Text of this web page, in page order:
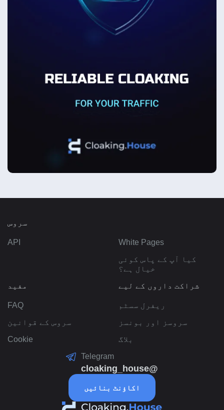
سروس
White Pages
API
کیا آپ کے پاس کوئی
خیال ہے؟
شراکت داروں کے لیے
ریفرل سسٹم
سروسز اور بونسز
بلاگ
مفید
FAQ
سروس کے قوانین
Cookie
Telegram
@cloaking_house
اکاؤنٹ بنائیں